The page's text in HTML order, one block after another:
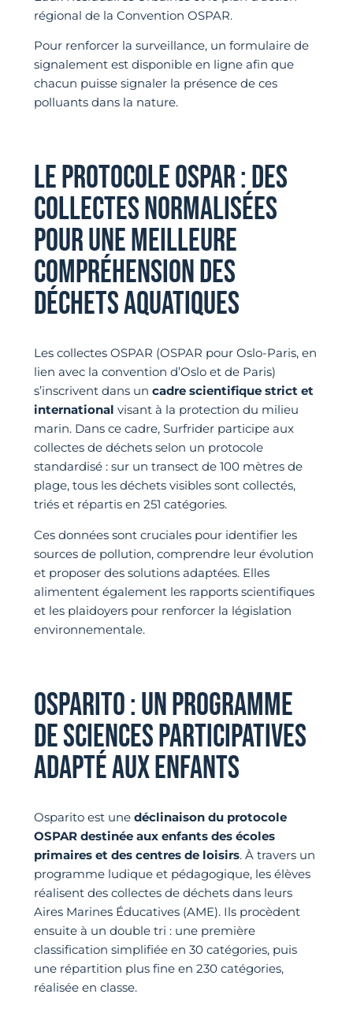
régional de la Convention OSPAR.
Pour renforcer la surveillance, un formulaire de
signalement est disponible en ligne afin que
chacun puisse signaler la présence de ces
polluants dans la nature.
LE PROTOCOLE OSPAR : DES
COLLECTES NORMALISÉES
POUR UNE MEILLEURE
COMPRÉHENSION DES
DÉCHETS AQUATIQUES
Les collectes OSPAR (OSPAR pour Oslo-Paris, en
lien avec la convention d’Oslo et de Paris)
s’inscrivent dans un cadre scientifique strict et
international visant à la protection du milieu
marin. Dans ce cadre, Surfrider participe aux
collectes de déchets selon un protocole
standardisé : sur un transect de 100 mètres de
plage, tous les déchets visibles sont collectés,
triés et répartis en 251 catégories.
Ces données sont cruciales pour identifier les
sources de pollution, comprendre leur évolution
et proposer des solutions adaptées. Elles
alimentent également les rapports scientifiques
et les plaidoyers pour renforcer la législation
environnementale.
OSPARITO : UN PROGRAMME
DE SCIENCES PARTICIPATIVES
ADAPTÉ AUX ENFANTS
Osparito est une déclinaison du protocole
OSPAR destinée aux enfants des écoles
primaires et des centres de loisirs. À travers un
programme ludique et pédagogique, les élèves
réalisent des collectes de déchets dans leurs
Aires Marines Éducatives (AME). Ils procèdent
ensuite à un double tri : une première
classification simplifiée en 30 catégories, puis
une répartition plus fine en 230 catégories,
réalisée en classe.